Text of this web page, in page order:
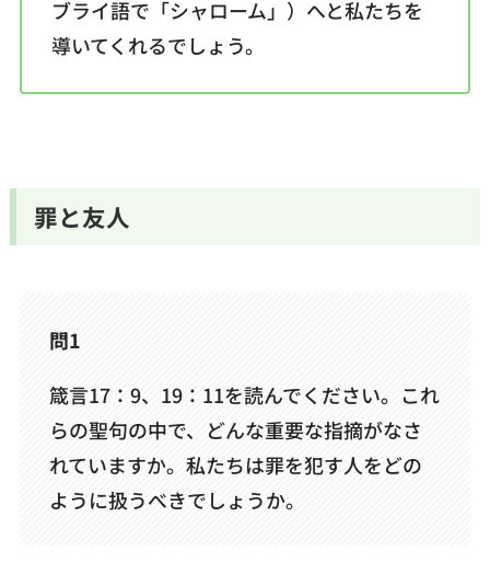
ブライ語で「シャローム」）へと私たちを
導いてくれるでしょう。
罪と友人
問1
箴言17：9、19：11を読んでください。これ
らの聖句の中で、どんな重要な指摘がなさ
れていますか。私たちは罪を犯す人をどの
ように扱うべきでしょうか。